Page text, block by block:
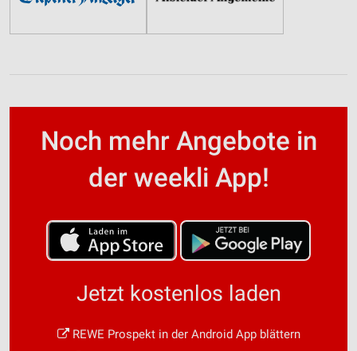
Noch mehr Angebote in
der weekli App!
Jetzt kostenlos laden
REWE Prospekt in der Android App blättern